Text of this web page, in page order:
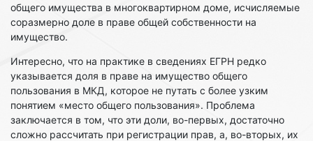
общего имущества в многоквартирном доме, исчисляемые
соразмерно доле в праве общей собственности на
имущество.
Интересно, что на практике в сведениях ЕГРН редко
указывается доля в праве на имущество общего
пользования в МКД, которое не путать с более узким
понятием «место общего пользования». Проблема
заключается в том, что эти доли, во-первых, достаточно
сложно рассчитать при регистрации прав, а, во-вторых, их